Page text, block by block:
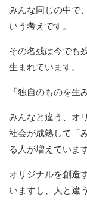
みんな同じの中で
いう考えです。
その名残は今でも
生まれています。
「独自のものを生
みんなと違う、オ
社会が成熟して「
る人が増えています
オリジナルを創造
いますし、人と違